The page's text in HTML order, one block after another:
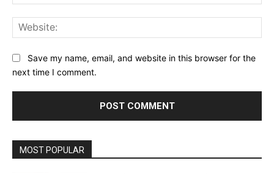
Save my name, email, and website in this browser for the
next time I comment.
MOST POPULAR